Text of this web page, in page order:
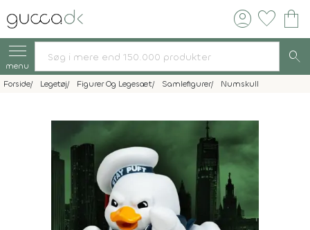
account_circle favorite shopping_bag
menu search
Forside Legetøj Figurer Og Legesæt Samlefigurer Numskull